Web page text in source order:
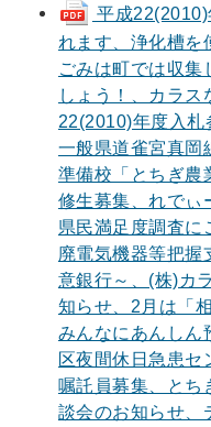
平成22(2010)
れます、浄化槽を
ごみは町では収集
しょう！、カラ
22(2010)年度入札
一般県道雀宮真岡
準備校「とちぎ農
修生募集、れでぃ
県民満足度調査に
廃電気機器等把握
意銀行～、(株)カ
知らせ、2月は「
みんなにあんしん
区夜間休日急患セ
嘱託員募集、とち
談会のお知らせ、